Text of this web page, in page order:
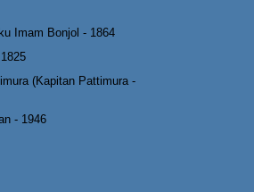
Imam Bonjol - 1864
(Kapitan Pattimura -
- 1946